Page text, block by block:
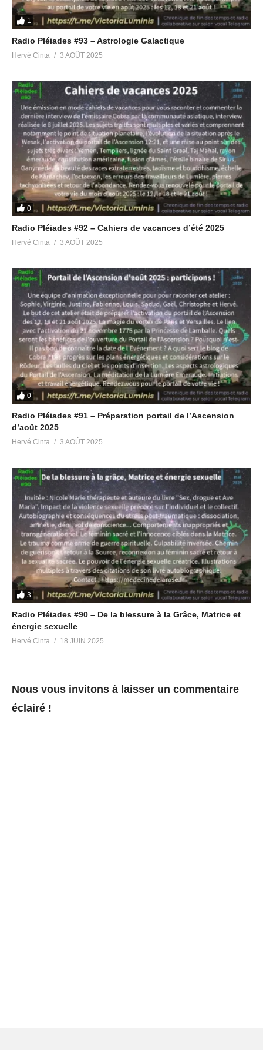
Articles similaires
Radio Pléiades #38 –
dans la Bande Dessinée
18 mai 2022
Dans "Radio Pléiades"
26 avril 2018
Dans "Politique &
Géopolitique"
Radio Pléiades #86 –
Traumas Féminins
1 février 2025
Dans "Radio Pléiades"
1
Radio Pléiades #93 – Astrologie Galactique
Hervé Cinta 3 AOÛT 2025
0
Radio Pléiades #92 – Cahiers de vacances d’été 2025
Hervé Cinta 3 AOÛT 2025
0
Radio Pléiades #91 – Préparation portail de l’Ascension
d’août 2025
Hervé Cinta 3 AOÛT 2025
3
Radio Pléiades #90 – De la blessure à la Grâce, Matrice et
énergie sexuelle
Hervé Cinta 18 JUIN 2025
Nous vous invitons à laisser un commentaire
éclairé !